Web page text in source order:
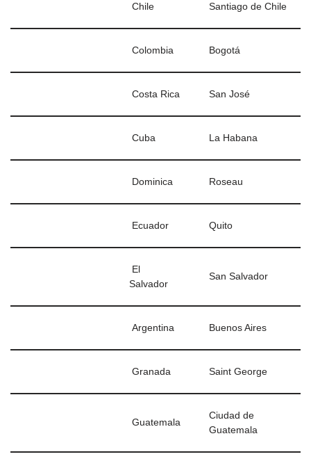
Chile Santiago de Chile
Colombia Bogotá
Costa Rica San José
Cuba La Habana
Dominica Roseau
Ecuador Quito
El
Salvador
San Salvador
Argentina Buenos Aires
Granada Saint George
Guatemala
Ciudad de
Guatemala